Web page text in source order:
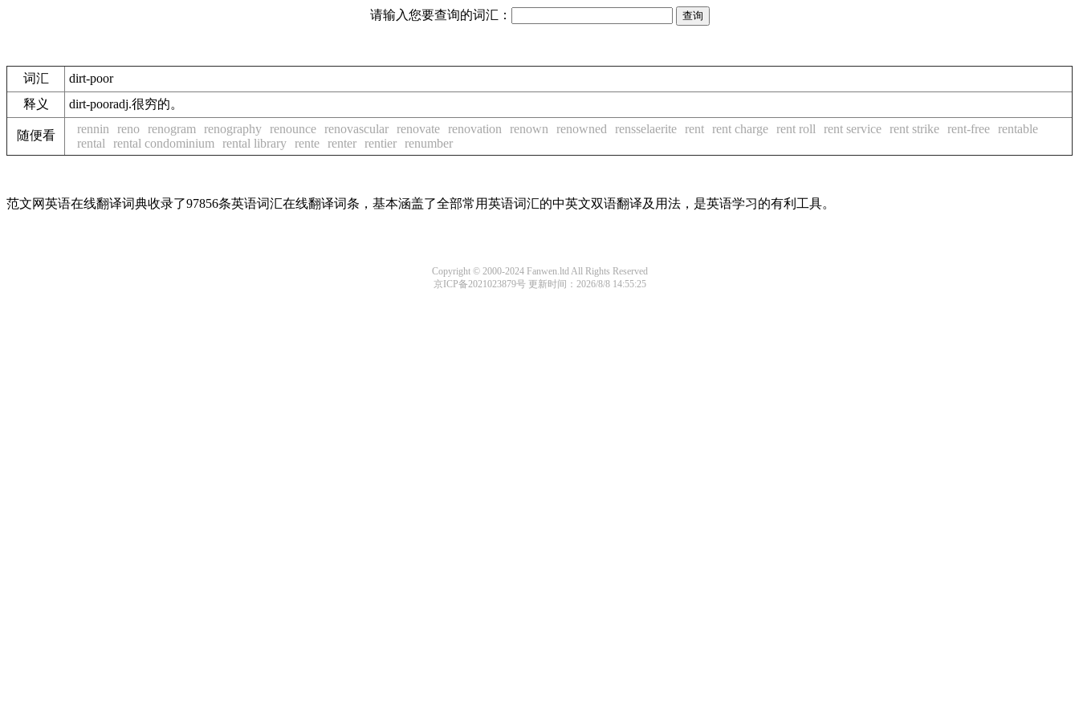
请输入您要查询的词汇：
词汇
dirt-poor
释义
dirt-pooradj.很穷的。
随便看 rennin reno renogram renography renounce renovascular renovate renovation renown renowned rensselaerite rent rent charge rent roll rent service rent strike rent-free rentable
rental
rental condominium rental library rente renter rentier renumber
范文网英语在线翻译词典收录了97856条英语词汇在线翻译词条，基本涵盖了全部常用英语词汇的中英文双语翻译及用法，是英语学习的有利工具。
Copyright © 2000-2024 Fanwen.ltd All Rights Reserved
京ICP备2021023879号更新时间：2026/8/8 14:55:25